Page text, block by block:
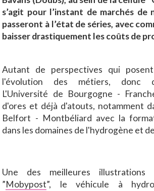
s’agit pour l’instant de marchés de
passeront à l’état de séries, avec
baisser drastiquement les coûts de
Autant de perspectives qui
l'évolution des métiers, donc
L'Université de Bourgogne -
d'ores et déjà d'atouts, notamment
Belfort - Montbéliard avec la
dans les domaines de l'hydrogène et
Une des meilleures
”Mobypost”, le véhicule à